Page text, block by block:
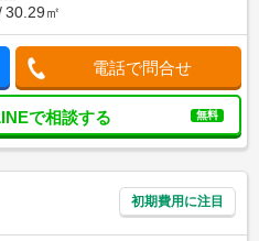
30.29㎡
電話で問合せ
で相談する 無料
初期費用に注目